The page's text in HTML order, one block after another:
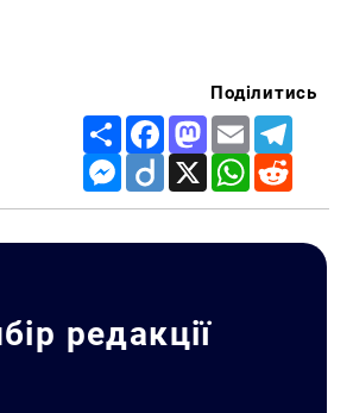
Поділитись
Share FacebookMastodon
Email
Messenger
Diigo X WhatsApp
редакції